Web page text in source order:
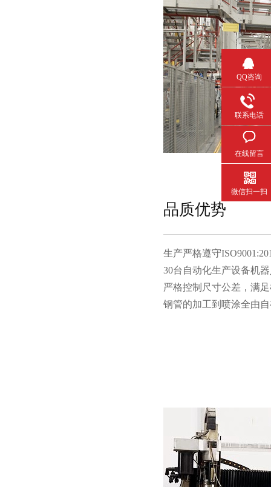
品质优势
生产严格遵守
30台自动化生产设备机器人
严格控制尺寸公差，满足
钢管的加工到喷涂全由自
QQ咨询
联系电话
在线留言
微信扫一扫